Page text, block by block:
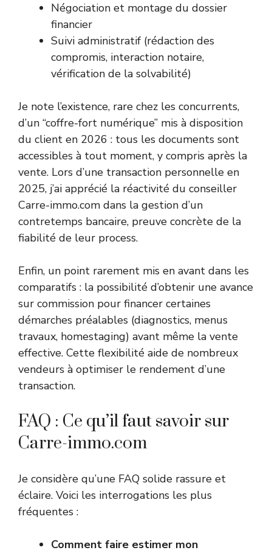
Négociation et montage du dossier
financier
Suivi administratif (rédaction des
compromis, interaction notaire,
vérification de la solvabilité)
Je note l’existence, rare chez les concurrents,
d’un “coffre-fort numérique” mis à disposition
du client en 2026 : tous les documents sont
accessibles à tout moment, y compris après la
vente. Lors d’une transaction personnelle en
2025, j’ai apprécié la réactivité du conseiller
Carre-immo.com dans la gestion d’un
contretemps bancaire, preuve concrète de la
fiabilité de leur process.
Enfin, un point rarement mis en avant dans les
comparatifs : la possibilité d’obtenir une avance
sur commission pour financer certaines
démarches préalables (diagnostics, menus
travaux, homestaging) avant même la vente
effective. Cette flexibilité aide de nombreux
vendeurs à optimiser le rendement d’une
transaction.
FAQ : Ce qu’il faut savoir sur
Carre-immo.com
Je considère qu’une FAQ solide rassure et
éclaire. Voici les interrogations les plus
fréquentes :
Comment faire estimer mon